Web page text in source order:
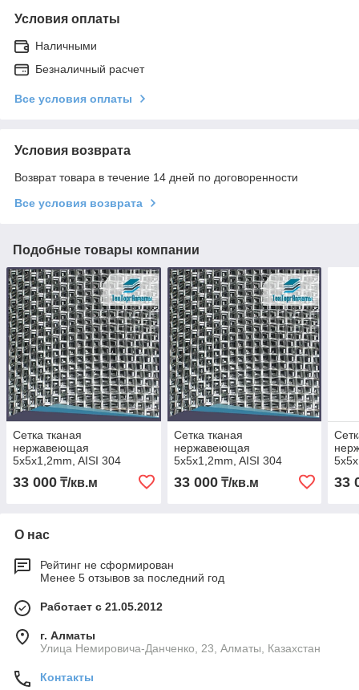
Условия оплаты
Наличными
Безналичный расчет
Все условия оплаты
Условия возврата
Возврат товара в течение 14 дней по договоренности
Все условия возврата
Подобные товары компании
Сетка тканая
нержавеющая
5x5x1,2mm, AISI 304
00000007296 2
33 000 ₸/кв.м
Сетка тканая
нержавеющая
5x5x1,2mm, AISI 304
00000007296 1
33 000₸/кв.м 33
О нас
Рейтинг не сформирован
Менее 5 отзывов за последний год
Работает с 21.05.2012
г. Алматы
Улица Немировича-Данченко, 23, Алматы, Казахстан
Контакты